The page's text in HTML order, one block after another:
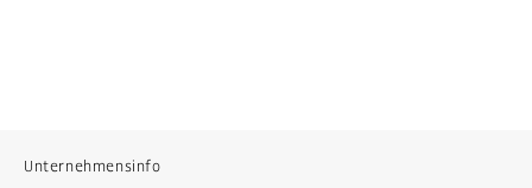
Unternehmensinfo